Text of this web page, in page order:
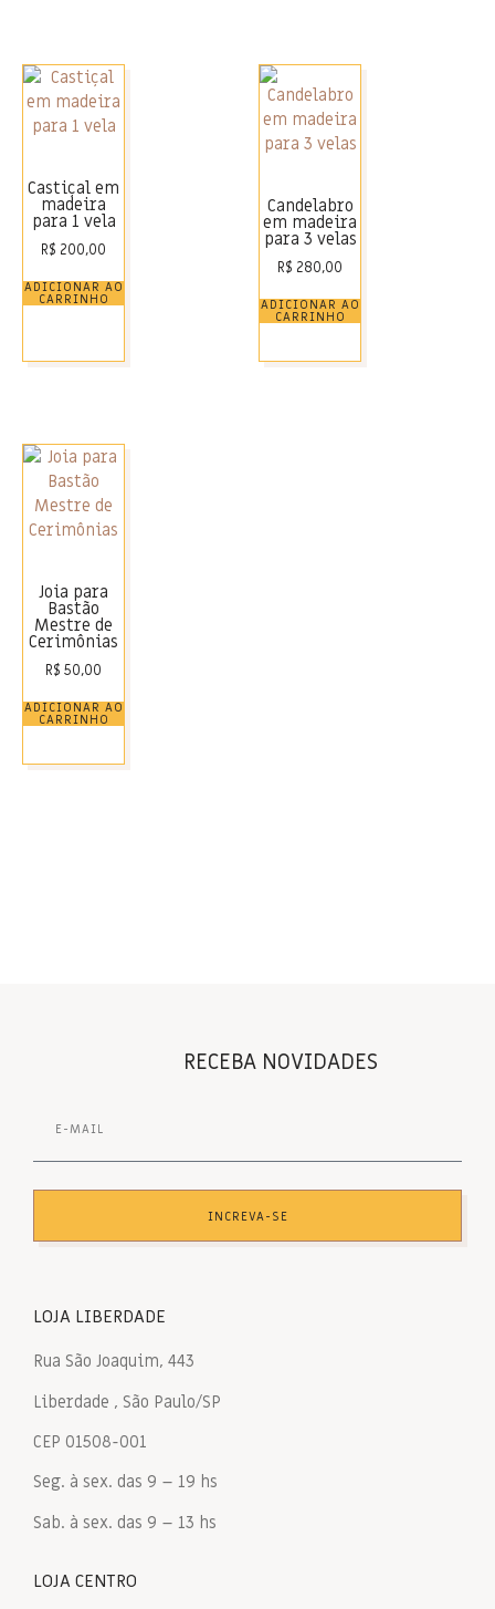
Castiçal em
madeira
para 1 vela
R$ 200,00
ADICIONAR AO
CARRINHO
Candelabro
em madeira
para 3 velas
R$ 280,00
ADICIONAR AO
CARRINHO
Joia para
Bastão
Mestre de
Cerimônias
R$ 50,00
ADICIONAR AO
CARRINHO
RECEBA NOVIDADES
INCREVA-SE
LOJA LIBERDADE
Rua São Joaquim, 443
Liberdade , São Paulo/SP
CEP 01508-001
Seg. à sex. das 9 – 19 hs
Sab. à sex. das 9 – 13 hs
LOJA CENTRO